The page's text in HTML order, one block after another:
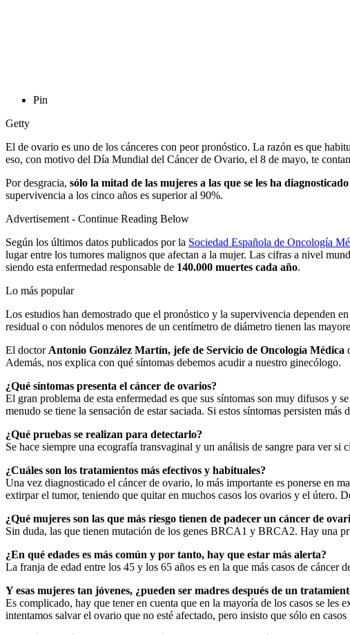
Pin
Getty
El de ovario es uno de los cánceres con peor pronóstico. La razón es que
eso, con motivo del Día Mundial del Cáncer de Ovario, el 8 de mayo, te
Por desgracia, sólo la mitad de las mujeres a las que se les ha
supervivencia a los cinco años es superior al 90%.
Advertisement - Continue Reading Below
Según los últimos datos publicados por la Sociedad Española de Oncología
lugar entre los tumores malignos que afectan a la mujer. Las cifras a nivel
siendo esta enfermedad responsable de 140.000 muertes cada año.
Lo más popular
Los estudios han demostrado que el pronóstico y la supervivencia dependen
residual o con nódulos menores de un centímetro de diámetro tienen las
El doctor Antonio González Martín, jefe de Servicio de Oncología Médica
Además, nos explica con qué síntomas debemos acudir a nuestro ginecólogo.
¿Qué síntomas presenta el cáncer de ovarios?
El gran problema de esta enfermedad es que sus síntomas son muy difusos y
menudo se tiene la sensación de estar saciada. Si estos síntomas persisten
¿Qué pruebas se realizan para detectarlo?
Se hace siempre una ecografía transvaginal y un análisis de sangre para ver
¿Cuáles son los tratamientos más efectivos y habituales?
Una vez diagnosticado el cáncer de ovario, lo más importante es ponerse en
extirpar el tumor, teniendo que quitar en muchos casos los ovarios y el útero.
¿Qué mujeres son las que más riesgo tienen de padecer un cáncer de
Sin duda, las que tienen mutación de los genes BRCA1 y BRCA2. Hay una
¿En qué edades es más común y por tanto, hay que estar más alerta?
La franja de edad entre los 45 y los 65 años es en la que más casos de
Y esas mujeres tan jóvenes, ¿pueden ser madres después de un
Es complicado, hay que tener en cuenta que en la mayoría de los casos se
intentamos salvar el ovario que no esté afectado, pero insisto que sólo en